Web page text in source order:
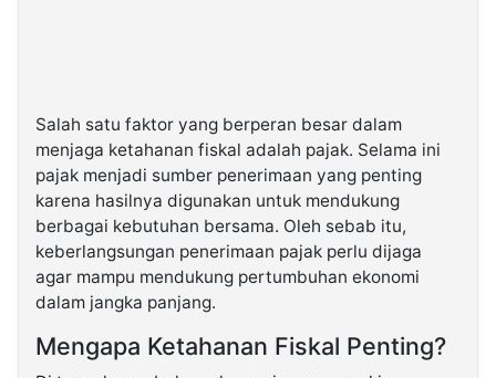
Salah satu faktor yang berperan besar dalam
menjaga ketahanan fiskal adalah pajak. Selama ini
pajak menjadi sumber penerimaan yang penting
karena hasilnya digunakan untuk mendukung
berbagai kebutuhan bersama. Oleh sebab itu,
keberlangsungan penerimaan pajak perlu dijaga
agar mampu mendukung pertumbuhan ekonomi
dalam jangka panjang.
Mengapa Ketahanan Fiskal Penting?